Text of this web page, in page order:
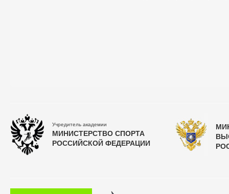
Учредитель академии
МИНИСТЕРСТВО СПОРТА
РОССИЙСКОЙ ФЕДЕРАЦИИ